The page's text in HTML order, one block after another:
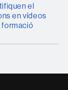
el
en vídeos
formació